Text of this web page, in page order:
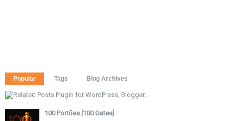
Popular Tags Blog Archives
100 Portões [100 Gates]